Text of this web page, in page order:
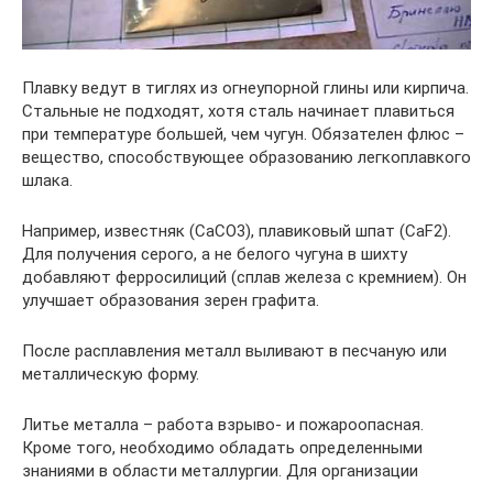
Плавку ведут в тиглях из огнеупорной глины или кирпича.
Стальные не подходят, хотя сталь начинает плавиться
при температуре большей, чем чугун. Обязателен флюс –
вещество, способствующее образованию легкоплавкого
шлака.
Например, известняк (CaCO3), плавиковый шпат (CaF2).
Для получения серого, а не белого чугуна в шихту
добавляют ферросилиций (сплав железа с кремнием). Он
улучшает образования зерен графита.
После расплавления металл выливают в песчаную или
металлическую форму.
Литье металла – работа взрыво- и пожароопасная.
Кроме того, необходимо обладать определенными
знаниями в области металлургии. Для организации